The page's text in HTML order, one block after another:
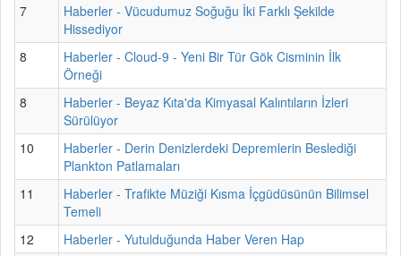
7
Haberler - Vücudumuz Soğuğu İki Farklı Şekilde
Hissediyor
8
Haberler - Cloud-9 - Yeni Bir Tür Gök Cisminin İlk
Örneği
8
Haberler - Beyaz Kıta'da Kimyasal Kalıntıların İzleri
Sürülüyor
10
Haberler - Derin Denizlerdeki Depremlerin Beslediği
Plankton Patlamaları
11
Haberler - Trafikte Müziği Kısma İçgüdüsünün Bilimsel
Temeli
12
Haberler - Yutulduğunda Haber Veren Hap